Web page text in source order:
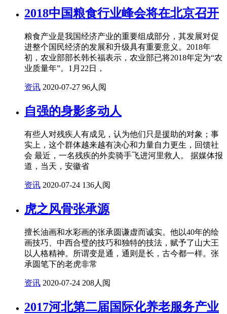
2018中国粮食行业峰会将在北京召开
粮食产业是我国经济产业的重要组成部分，其发展对促
进整个国民经济的发展和升级具有重要意义。2018年
初，农业部部长韩长福表示，农业部已将2018年定为“农
业质量年”。1月22日，
资讯 2020-07-27 96人阅
自强的身影多动人
有些人对残疾人有成见，认为他们只是援助的对象；事
实上，这个群体越来越有决心和力量自力更生，回馈社
会 最近，一名残疾的外卖骑手飞进河里救人。 据媒体报
道，当天，安徽省
资讯 2020-07-24 136人阅
虎之风骨张承源
擅长油画和水彩画的张承圆谦虚而诚实。他以40年的绘
画技巧、中西合璧的技巧和独特的技法，赋予了山大王
以人格精神。所谓变是通，通则是长，古今都一样。张
承圆笔下的老虎非常
资讯 2020-07-24 208人阅
2017河北第二届国际化养老服务产业